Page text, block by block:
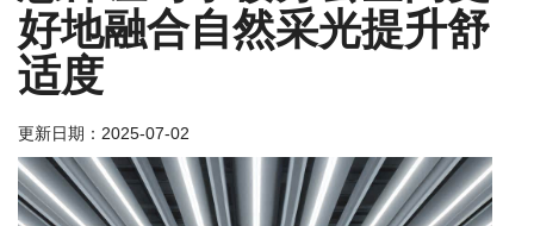
好地融合自然采光提升舒
适度
更新日期： 2025-07-02